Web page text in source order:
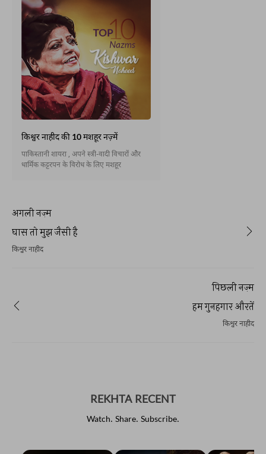
किश्वर नाहीद की 10 मशहूर नज़्में
पाकिस्तानी शायरा , अपने स्त्री-वादी विचारों और
धार्मिक कट्टरपन के विरोध के लिए मशहूर
अगली नज़्म
घास तो मुझ जैसी है
किश्वर नाहीद
पिछली नज़्म
हम गुनहगार औरतें
किश्वर नाहीद
REKHTA RECENT
Watch. Share. Subscribe.